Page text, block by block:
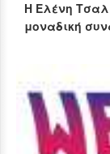
Η Ελένη
μοναδική